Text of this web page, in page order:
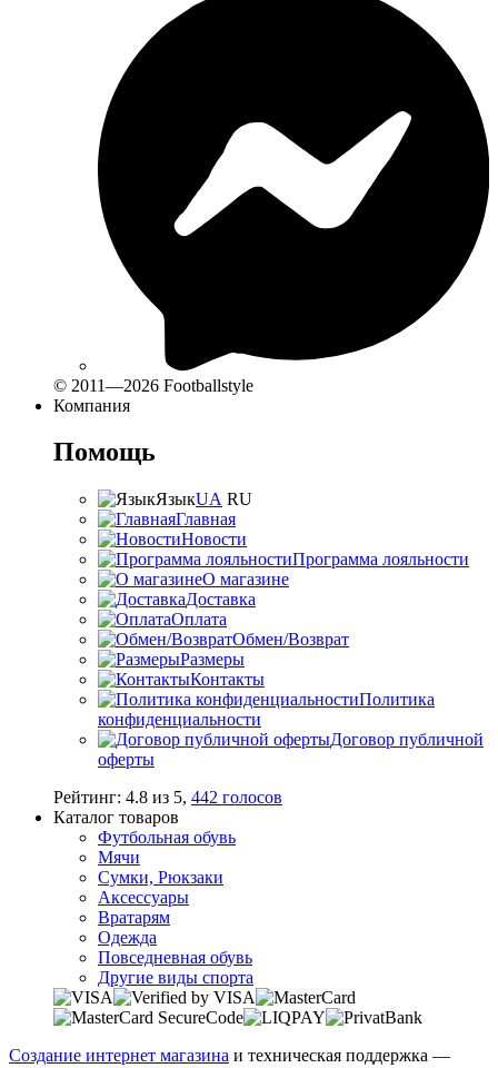
© 2011—2026 Footballstyle
Компания
Помощь
ЯзыкUA RU
Главная
Новости
Программа лояльности
О магазине
Доставка
Оплата
Обмен/Возврат
Размеры
Контакты
Политика
конфиденциальности
Договор публичной
оферты
Рейтинг: 4.8 из 5, 442 голосов
Каталог товаров
Футбольная обувь
Мячи
Сумки, Рюкзаки
Аксессуары
Вратарям
Одежда
Повседневная обувь
Другие виды спорта
Создание интернет магазина и техническая поддержка —